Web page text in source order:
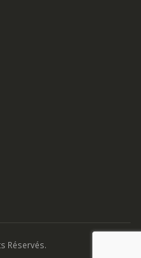
Réservés.